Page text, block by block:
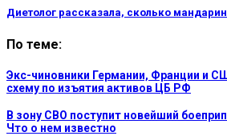
Диетолог рассказала, сколько
По теме:
Экс-чиновники Германии, Франции и
схему по изъятия активов ЦБ РФ
В зону СВО поступит новейший
Что о нем известно